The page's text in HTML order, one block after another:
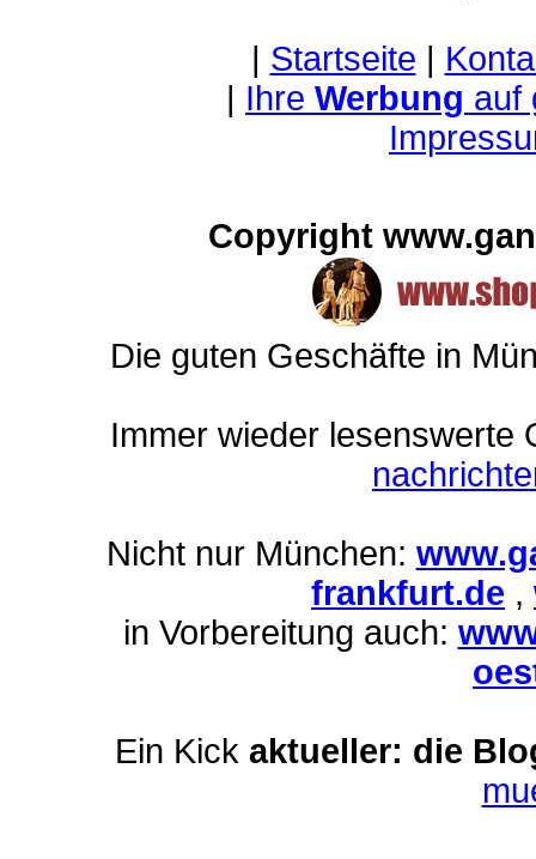
| Startseite |
| Ihre Werbung auf
Copyright
Die guten Geschäfte in
Immer wieder lesenswerte
Nicht nur München:
frankfurt.de ,
in Vorbereitung auch:
Ein Kick aktueller: die